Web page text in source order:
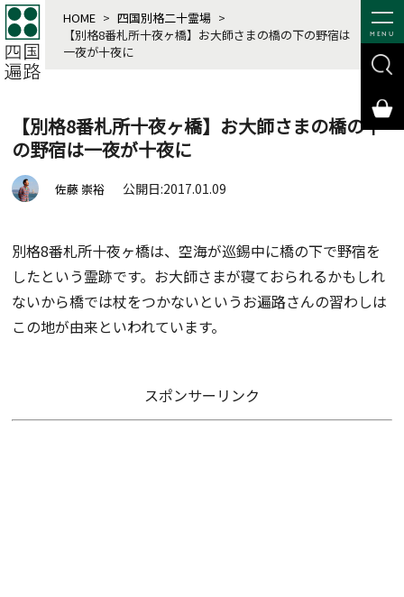
MENU
HOME > 四国別格二十霊場 >
【別格8番札所十夜ヶ橋】お大師さまの橋の下の野宿は
一夜が十夜に
【別格8番札所十夜ヶ橋】お大師さまの橋の下
の野宿は一夜が十夜に
佐藤 崇裕 公開日:2017.01.09
別格8番札所十夜ヶ橋は、空海が巡錫中に橋の下で野宿を
したという霊跡です。お大師さまが寝ておられるかもしれ
ないから橋では杖をつかないというお遍路さんの習わしは
この地が由来といわれています。
スポンサーリンク